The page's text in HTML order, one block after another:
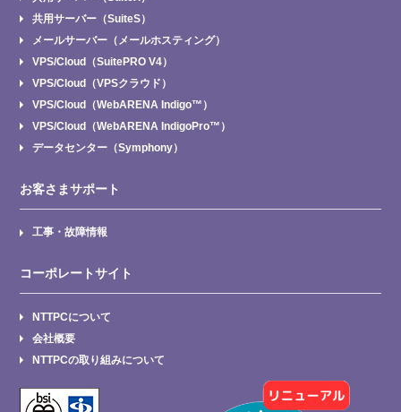
共用サーバー（SuiteS）
メールサーバー（メールホスティング）
VPS/Cloud（SuitePRO V4）
VPS/Cloud（VPSクラウド）
VPS/Cloud（WebARENA Indigo™）
VPS/Cloud（WebARENA IndigoPro™）
データセンター（Symphony）
お客さまサポート
工事・故障情報
コーポレートサイト
NTTPCについて
会社概要
NTTPCの取り組みについて